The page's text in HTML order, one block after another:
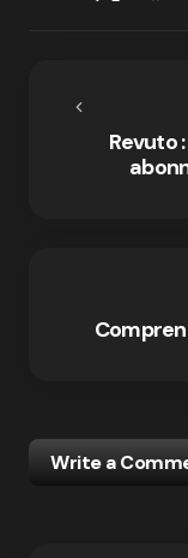
Revuto
Write a